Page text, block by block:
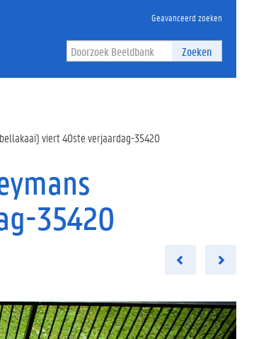
Geavanceerd zoeken
Zoeken
viert 40ste verjaardag-35420
35420